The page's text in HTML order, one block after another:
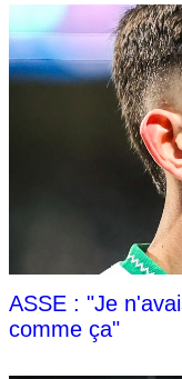
ASSE : "Je
comme ça"